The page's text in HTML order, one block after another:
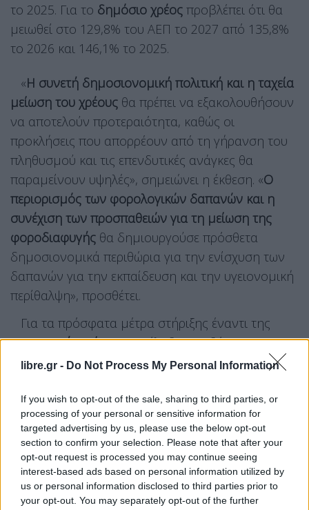
libre.gr - Do Not Process My Personal Information
If you wish to opt-out of the sale, sharing to third parties, or
processing of your personal or sensitive information for
targeted advertising by us, please use the below opt-out
section to confirm your selection. Please note that after your
opt-out request is processed you may continue seeing
interest-based ads based on personal information utilized by
us or personal information disclosed to third parties prior to
your opt-out. You may separately opt-out of the further
το 2025. Για το δημόσιο χρέος προβλέπει ότι θα
μειωθεί στο 129,8% του ΑΕΠ το 2027 από 135,8%
το 2026 και 146,1% το 2025.
«Η συνετή δημοσιονομική πολιτική και η ταχεία
μείωση του χρέους θα πρέπει να εξακολουθήσουν
να αποτελούν προτεραιότητα, καθώς οι
προκλήσεις που απορρέουν από τη γήρανση του
πληθυσμού και τις επενδυτικές ανάγκες θα
παραμείνουν υψηλές», σημειώνει η έκθεση. «Ο
περιορισμός των φορολογικών δαπανών και η
συνέχιση των προσπαθειών για τη μείωση της
φοροδιαφυγής θα δημιουργούσε πρόσθετα
δημοσιονομικά περιθώρια για την ενίσχυση των
δαπανών για την εκπαίδευση και την υγειονομική
περίθαλψη», προσθέτει.
Για τα πρόσφατα μέτρα στήριξης έναντι της
ενεργειακής κρίσηςπου έλαβε η κυβέρνηση, ο
ΟΟΣΑ σημειώνει ότι θα πρέπει να καταργηθούν
Ο Οργανισμός συνιστά περαιτέρω απλούστευση
των διαδικασιών αδειοδότησης για επενδύσεις σε
Ανανεώσιμες Πηγές Ενέργειαςκαθώς θα συμβάλει
στη μείωση της εξάρτησης από τα ορυκτά
καύσιμα. «Οι καθαρές εισαγωγές ενέργειας, ιδίως